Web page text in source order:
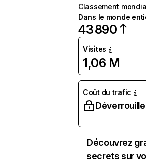
Classement
Dans le monde
43 890
Visites
1,06 M
Coût du trafic
Découvrez
secrets sur